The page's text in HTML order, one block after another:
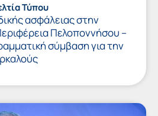
Τύπου
ασφάλειας στην
Πελοποννήσου –
σύμβαση για την